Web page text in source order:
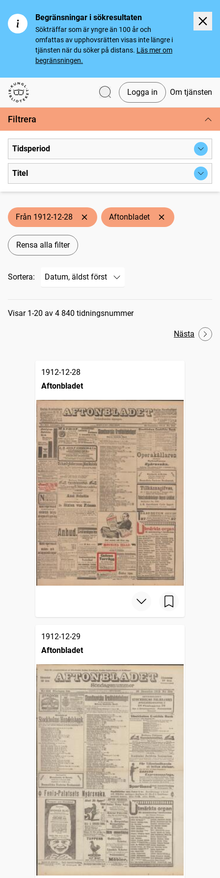
Begränsningar i sökresultaten
Sökträffar som är yngre än 100 år och
omfattas av upphovsrätten visas inte längre i
tjänsten när du söker på distans. Läs mer om
begränsningen.
Svenska tidningar
Logga in Om tjänsten
Filtrera
Tidsperiod
Titel
Från 1912-12-28 Aftonbladet
Rensa alla filter
Sortera:
Sökresultat
Visar 1-20 av 4 840 tidningsnummer
Nästa
1912-12-28
Aftonbladet
1912-12-29
Aftonbladet